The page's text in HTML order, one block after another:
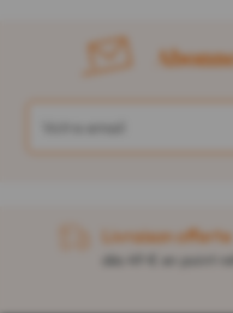
Livraison offerte
dès 49 € en point